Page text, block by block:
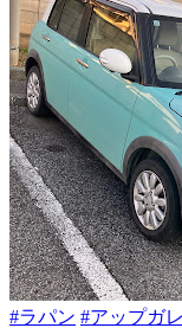
#ラパン #アップガ